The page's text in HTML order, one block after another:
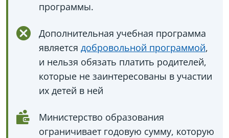
программы.
Дополнительная учебная программа
является добровольной программой,
и нельзя обязать платить родителей,
которые не заинтересованы в участии
их детей в ней
Министерство образования
ограничивает годовую сумму, которую